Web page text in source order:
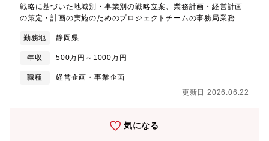
戦略に基づいた地域別・事業別の戦略立案、業務計画・経営計画
の策定・計画の実施のためのプロジェクトチームの事務局業務・
は】・社内関係各署と連携して全社的な成長戦略の立案（企画の
立案、プロジェクトの進捗管理、会社の機関決定プロセスの推進
など）・成長戦略の達成に向けた、プロジェクトチームの事務局
業務（プロジェクトチームの作成、会議の運営など）・全社会議
成・発表依頼、会議後のフォローアップ、会社の機関決定プロセ
バル市場での競争の激化など、自動車産業を取り巻く環境は年々
厳しさを増しています。そのような環境の中で、スズキが直面し
勤務地 静岡県
年収 500万円～1000万円
職種
経営企画・事業企画
更新日 2026.06.22
気になる